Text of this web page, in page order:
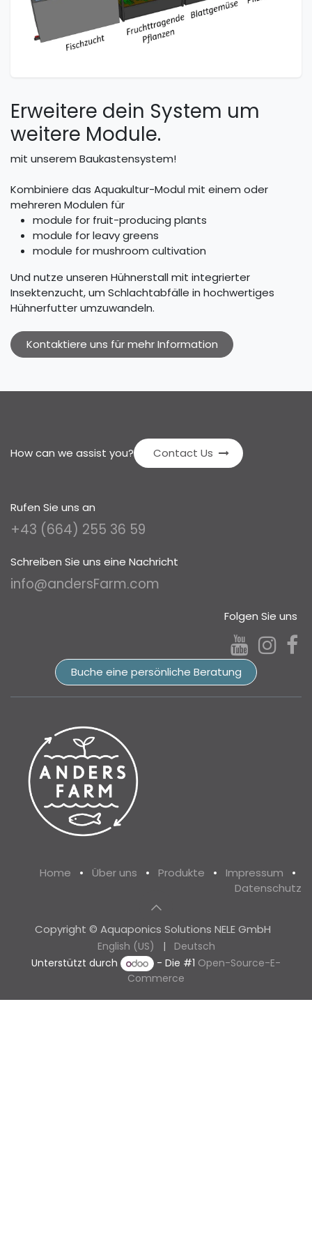
Erweitere dein System um
weitere Module.
mit unserem Baukastensystem!
Kombiniere das Aquakultur-Modul mit einem oder
mehreren Modulen für
module for fruit-producing plants
module for leavy greens
module for mushroom cultivation
Und nutze unseren Hühnerstall mit integrierter
Insektenzucht, um Schlachtabfälle in hochwertiges
Hühnerfutter umzuwandeln.
Kontaktiere uns für mehr Information
How can we assist you? Contact Us
Rufen Sie uns an
+43 (664) 255 36 59
Schreiben Sie uns eine Nachricht
info@andersFarm.com
Folgen Sie uns
Buche eine persönliche Beratung​​​​
Home • Über uns • Produkte • Impressum
•
Datenschutz
Copyright © Aquaponics Solutions NELE GmbH
English (US) |
Deutsch
Unterstützt durch
- Die #1 Open-Source-E-
Commerce